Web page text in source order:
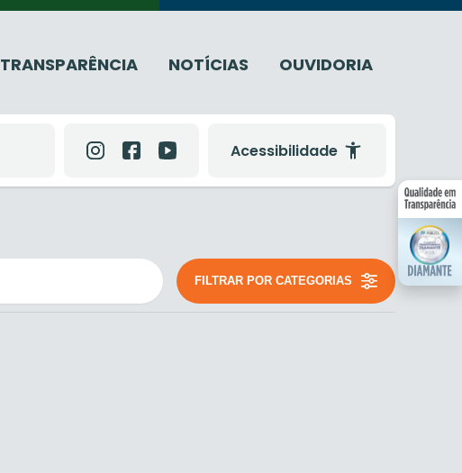
TRANSPARÊNCIA NOTÍCIAS OUVIDORIA
Acessibilidade
FILTRAR POR CATEGORIAS